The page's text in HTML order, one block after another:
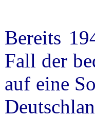
Bereits
Fall der
auf eine